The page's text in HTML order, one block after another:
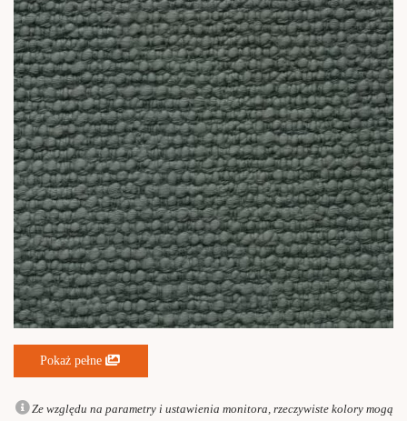
Pokaż pełne
Ze względu na parametry i ustawienia monitora, rzeczywiste kolory mogą